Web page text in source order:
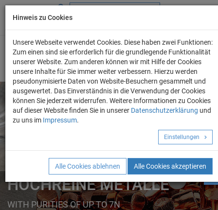
+49 (0) 69 986 4604 - 0
ELEMENTE
FORMEN
HOCHREINE METALLE
WITH PURITIES OF UP TO 7N
Angebot anfordern!
Hinweis zu Cookies
Unsere Webseite verwendet Cookies. Diese haben zwei Funktionen:
Zum einen sind sie erforderlich für die grundlegende Funktionalität
unserer Website. Zum anderen können wir mit Hilfe der Cookies
unsere Inhalte für Sie immer weiter verbessern. Hierzu werden
pseudonymisierte Daten von Website-Besuchern gesammelt und
ausgewertet. Das Einverständnis in die Verwendung der Cookies
können Sie jederzeit widerrufen. Weitere Informationen zu Cookies
auf dieser Website finden Sie in unserer Datenschutzerklärung und
zu uns im Impressum.
Einstellungen
Alle Cookies ablehnen Alle Cookies akzeptieren